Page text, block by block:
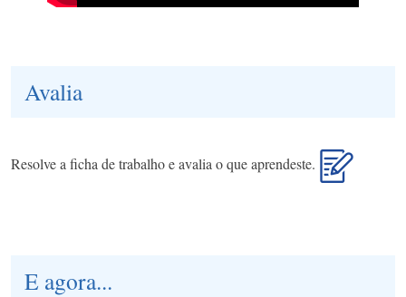
Avalia
Resolve a ficha de trabalho e avalia o que aprendeste.
E agora...